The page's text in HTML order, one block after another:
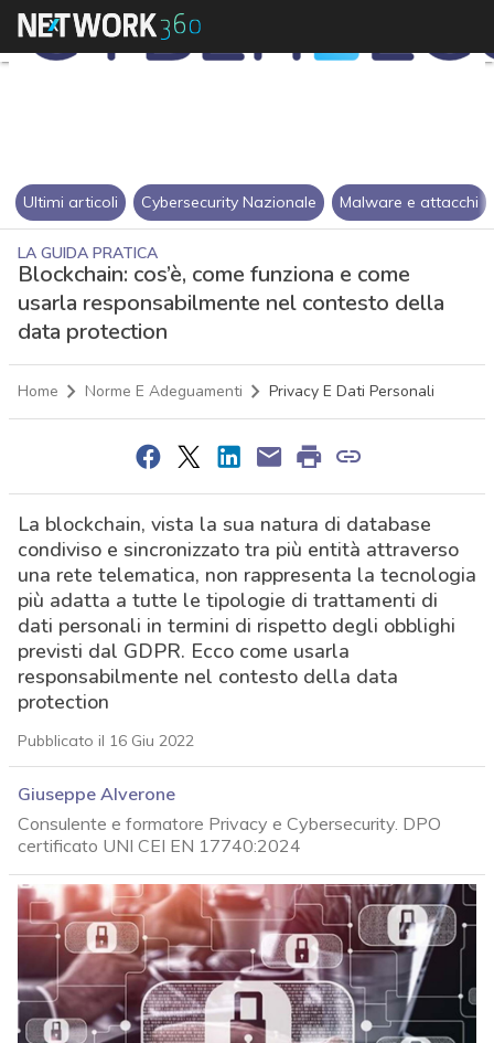
Ultimi articoli Cybersecurity Nazionale Malware e attacchi
LA GUIDA PRATICA
Blockchain: cos’è, come funziona e come
usarla responsabilmente nel contesto della
data protection
Home Norme E Adeguamenti Privacy E Dati Personali
La blockchain, vista la sua natura di database
condiviso e sincronizzato tra più entità attraverso
una rete telematica, non rappresenta la tecnologia
più adatta a tutte le tipologie di trattamenti di
dati personali in termini di rispetto degli obblighi
previsti dal GDPR. Ecco come usarla
responsabilmente nel contesto della data
protection
Pubblicato il 16 Giu 2022
Giuseppe Alverone
Consulente e formatore Privacy e Cybersecurity. DPO
certificato UNI CEI EN 17740:2024